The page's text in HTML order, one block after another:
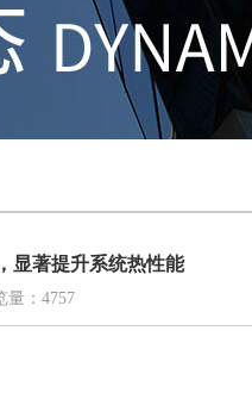
显著提升系统热性能
：4757